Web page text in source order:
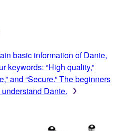
basic information of Dante,
keywords: “High quality,”
and “Secure.” The beginners
Dante.